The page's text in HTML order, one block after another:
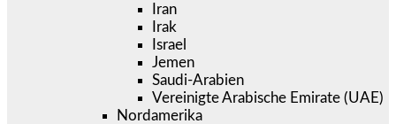
Iran
Irak
Israel
Jemen
Saudi-Arabien
Vereinigte Arabische Emirate (UAE)
Nordamerika